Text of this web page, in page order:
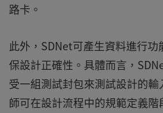
路卡。
此外，SDNet可產生資料進行
保設計正確性。具體而言，
受一組測試封包來測試設計的
師可在設計流程中的規範定義階